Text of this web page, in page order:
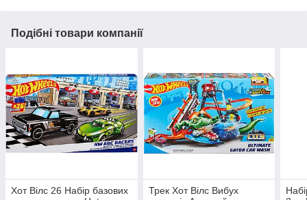
Подібні товари компанії
Хот Вілс 26 Набір базових
Трек Хот Вілс Вибух